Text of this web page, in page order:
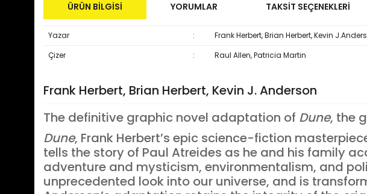
ÜRÜN BILGISI YORUMLAR TAKSIT SEÇENEKLERI
Yazar :
Frank Herbert, Brian Herbert, Kevin
Çizer
: Raul Allen, Patricia Martin
Frank Herbert, Brian Herbert, Kevin J. Anderson
The definitive graphic novel adaptation of Dune, the
Dune, Frank Herbert’s epic science-fiction
tells the story of Paul Atreides as he and his family
adventure and mysticism, environmentalism, and
unprecedented look into our universe, and is